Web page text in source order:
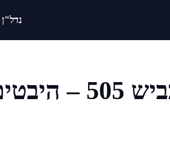
תאונת דרכים